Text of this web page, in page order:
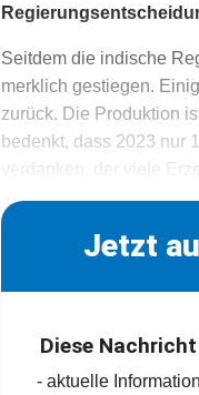
Seitdem die indische
merklich gestiegen.
zurück. Die Produktion
bedenkt, dass 2023 nur
verdanken, der viele
Jetzt
Diese
- aktuelle